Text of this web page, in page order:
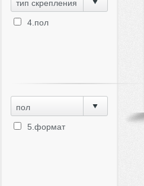
тип скрепления
4.пол
пол
5.формат